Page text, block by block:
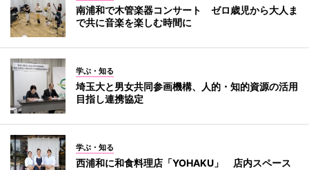
南浦和で木管楽器コンサート ゼロ歳児から大人ま
で共に音楽を楽しむ時間に
学ぶ・知る
埼玉大と男女共同参画機構、人的・知的資源の活用
目指し連携協定
学ぶ・知る
西浦和に和食料理店「YOHAKU」 店内スペース